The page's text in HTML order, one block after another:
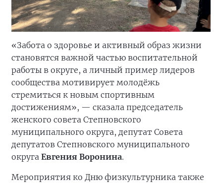
«Забота о здоровье и активный образ жизни
становятся важной частью воспитательной
работы в округе, а личный пример лидеров
сообщества мотивирует молодёжь
стремиться к новым спортивным
достижениям», — сказала председатель
женского совета Степновского
муниципального округа, депутат Совета
депутатов Степновского муниципального
округа Евгения Воронина.
Мероприятия ко Дню физкультурника также